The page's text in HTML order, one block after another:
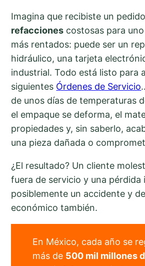
Imagina que recibiste un
refacciones costosas para
más rentados: puede ser un
hidráulico, una tarjeta
industrial. Todo está listo para
siguientes Órdenes de Servicio
de unos días de temperaturas
el empaque se deforma, el
propiedades y, sin saberlo,
una pieza dañada o
¿El resultado? Un cliente
fuera de servicio y una pérdida
posiblemente un accidente y
económico también.
En México, cada año se
más de 500 mil millones